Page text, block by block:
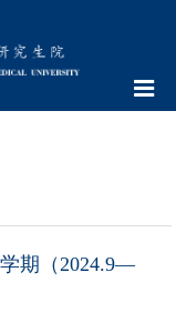
期（2024.9—